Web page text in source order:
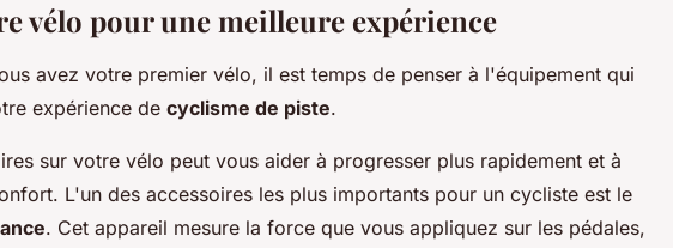
vélo pour une meilleure expérience
avez votre premier vélo, il est temps de penser à l'équipement qui
expérience de cyclisme de piste.
sur votre vélo peut vous aider à progresser plus rapidement et à
L'un des accessoires les plus importants pour un cycliste est le
. Cet appareil mesure la force que vous appliquez sur les pédales,